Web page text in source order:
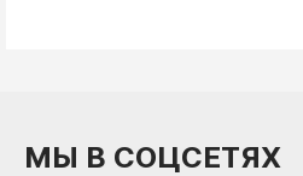
МЫ В СОЦСЕТЯХ